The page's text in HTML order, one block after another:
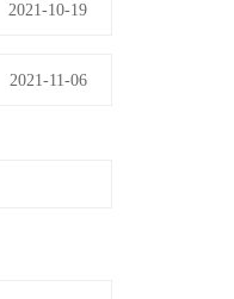
2021-10-19
2021-11-06